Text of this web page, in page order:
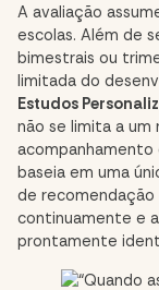
A avaliação
escolas. Além de
bimestrais ou
limitada do
Estudos
não se limita a
acompanhamento
baseia em uma
de
continuamente e
prontamente